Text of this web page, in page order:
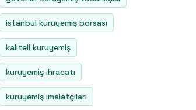
istanbul kuruyemiş borsası
kaliteli kuruyemiş
kuruyemiş ihracatı
kuruyemiş imalatçıları